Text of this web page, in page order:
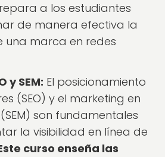
a los estudiantes
de manera efectiva la
una marca en redes
y SEM: El posicionamiento
(SEO) y el marketing en
son fundamentales
la visibilidad en línea de
curso enseña las